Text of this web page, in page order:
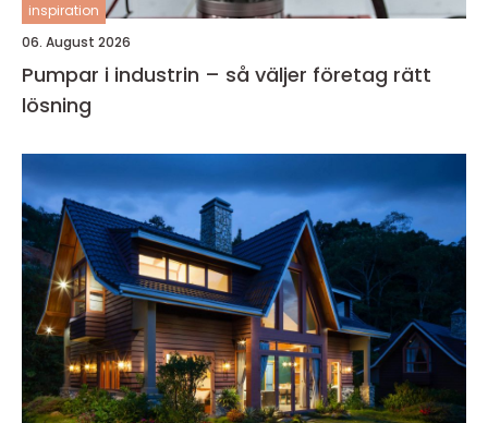
inspiration
06. August 2026
Pumpar i industrin – så väljer företag rätt
lösning